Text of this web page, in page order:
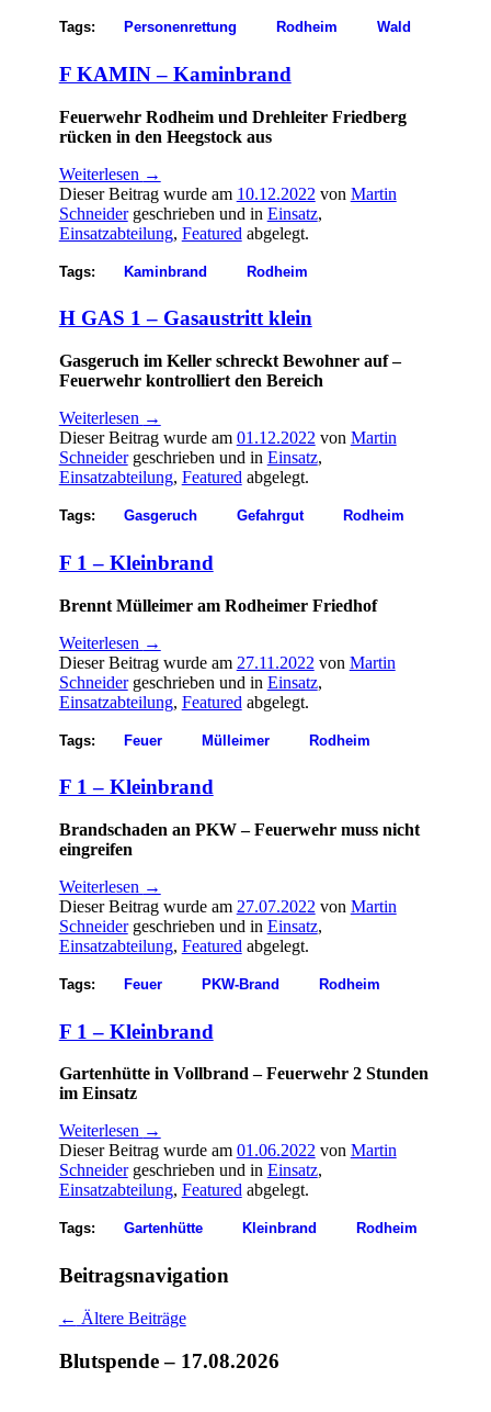
Tags: Personenrettung Rodheim Wald
F KAMIN – Kaminbrand
Feuerwehr Rodheim und Drehleiter Friedberg
rücken in den Heegstock aus
Weiterlesen →
Dieser Beitrag wurde am 10.12.2022 von Martin
Schneidergeschrieben und in Einsatz,
Einsatzabteilung, Featured abgelegt.
Tags: Kaminbrand Rodheim
H GAS 1 – Gasaustritt klein
Gasgeruch im Keller schreckt Bewohner auf –
Feuerwehr kontrolliert den Bereich
Weiterlesen →
Dieser Beitrag wurde am 01.12.2022 von Martin
Schneidergeschrieben und in Einsatz,
Einsatzabteilung, Featured abgelegt.
Tags: Gasgeruch Gefahrgut Rodheim
F 1 – Kleinbrand
Brennt Mülleimer am Rodheimer Friedhof
Weiterlesen →
Dieser Beitrag wurde am 27.11.2022 von Martin
Schneidergeschrieben und in Einsatz,
Einsatzabteilung, Featured abgelegt.
Tags: Feuer Mülleimer Rodheim
F 1 – Kleinbrand
Brandschaden an PKW – Feuerwehr muss nicht
eingreifen
Weiterlesen →
Dieser Beitrag wurde am 27.07.2022 von Martin
Schneidergeschrieben und in Einsatz,
Einsatzabteilung, Featured abgelegt.
Tags: Feuer PKW-Brand Rodheim
F 1 – Kleinbrand
Gartenhütte in Vollbrand – Feuerwehr 2 Stunden
im Einsatz
Weiterlesen →
Dieser Beitrag wurde am 01.06.2022von Martin
Schneidergeschrieben und in Einsatz,
Einsatzabteilung, Featuredabgelegt.
Tags: Gartenhütte Kleinbrand Rodheim
Beitragsnavigation
← Ältere Beiträge
Blutspende – 17.08.2026